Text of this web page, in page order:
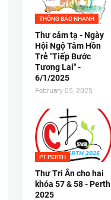
THÔNG BÁO NHANH
Thư cảm tạ - Ngày
Hội Ngộ Tâm Hồn
Trẻ "Tiếp Bước
Tương Lai" -
6/1/2025
February 05, 2025
PT PERTH
Thư Tri Ân cho hai
khóa 57 & 58 - Perth
2025